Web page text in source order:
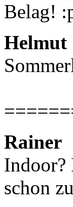
Belag!
Helmut
Rainer
Indoor?
schon